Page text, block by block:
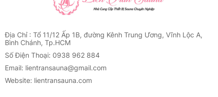
Bàn giao phòng xông hơi gỗ thông Phần Lan
(1.3m x 1.3m x 2m) cho khách Spa Quận 1
11/09/2023
Địa Chỉ : Tổ 11/12 Ấp 1B, đường Kênh Trung Ương, Vĩnh Lộc A,
Bình Chánh, Tp.HCM
Số Điện Thoại: 0938 962 884
Email: lientransauna@gmail.com
Website: lientransauna.com